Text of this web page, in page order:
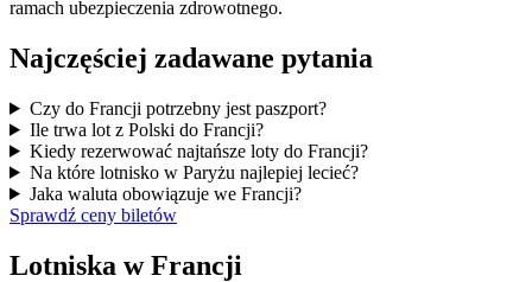
ramach ubezpieczenia zdrowotnego.
Najczęściej zadawane pytania
Czy do Francji potrzebny jest paszport?
Ile trwa lot z Polski do Francji?
Kiedy rezerwować najtańsze loty do Francji?
Na które lotnisko w Paryżu najlepiej lecieć?
Jaka waluta obowiązuje we Francji?
Sprawdź ceny biletów
Lotniska w Francji